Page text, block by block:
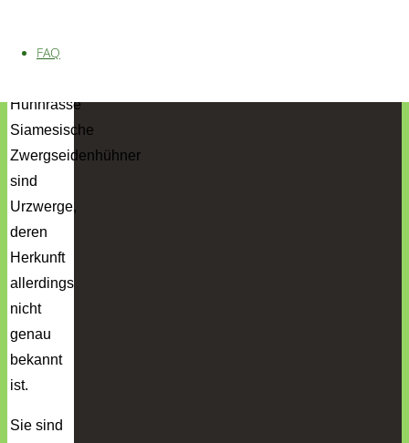
FAQ
Siamesische
Zwergseidenhühner
sind
Urzwerge,
deren
Herkunft
allerdings
nicht
genau
bekannt
ist.
Sie sind